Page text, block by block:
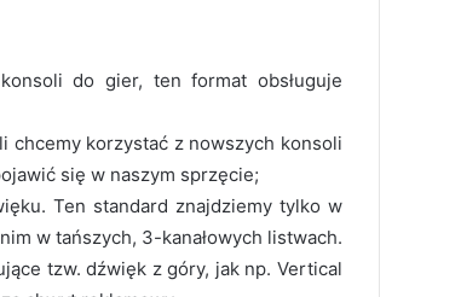
do gier, ten format obsługuje
chcemy korzystać z nowszych konsoli
się w naszym sprzęcie;
Ten standard znajdziemy tylko w
w tańszych, 3-kanałowych listwach.
tzw. dźwięk z góry, jak np. Vertical